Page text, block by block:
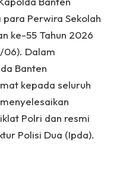
Perwira Sekolah
ke-55 Tahun 2026
06). Dalam
Banten
kepada seluruh
Polri dan resmi
Polisi Dua (Ipda).